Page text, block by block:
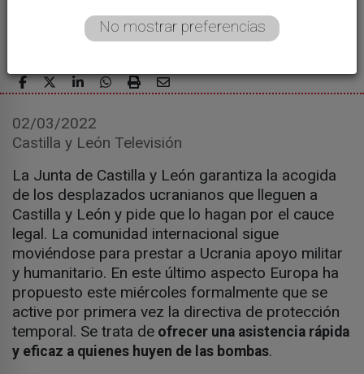
niños ucranianos y también habilitará
viviendas públicas para la acogida
02/03/2022
Castilla y León Televisión
La Junta de Castilla y León garantiza la acogida
de los desplazados ucranianos que lleguen a
Castilla y León y pide que lo hagan por el cauce
legal. La comunidad internacional sigue
moviéndose para prestar a Ucrania apoyo militar
y humanitario. En este último aspecto Europa ha
propuesto este miércoles formalmente que se
active por primera vez la directiva de protección
temporal. Se trata de ofrecer una asistencia rápida
y eficaz a quienes huyen de las bombas.
No mostrar preferencias